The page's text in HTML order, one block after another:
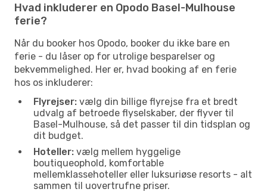
Hvad inkluderer en Opodo Basel-Mulhouse
ferie?
Når du booker hos Opodo, booker du ikke bare en
ferie - du låser op for utrolige besparelser og
bekvemmelighed. Her er, hvad booking af en ferie
hos os inkluderer:
Flyrejser: vælg din billige flyrejse fra et bredt
udvalg af betroede flyselskaber, der flyver til
Basel-Mulhouse, så det passer til din tidsplan og
dit budget.
Hoteller: vælg mellem hyggelige
boutiqueophold, komfortable
mellemklassehoteller eller luksuriøse resorts - alt
sammen til uovertrufne priser.